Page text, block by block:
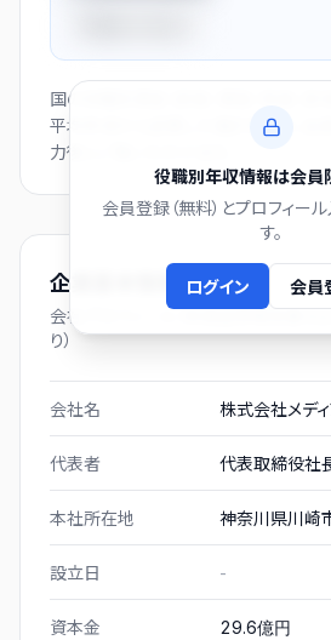
役職別年収情報は会員
会員登録（無料）とプロフィー
す。
ログイン 会員
国の役職別賃金（部長・課長・係長・非
平均年収から逆算した推計値です。会
力後にご覧いただけます。
企業基本情報
会社プロフィール（有価証券報告書お
り）
会社名 株式会社メデ
代表者 代表取締役
本社所在地 神奈川県川崎
設立日 -
資本金 29.6億円